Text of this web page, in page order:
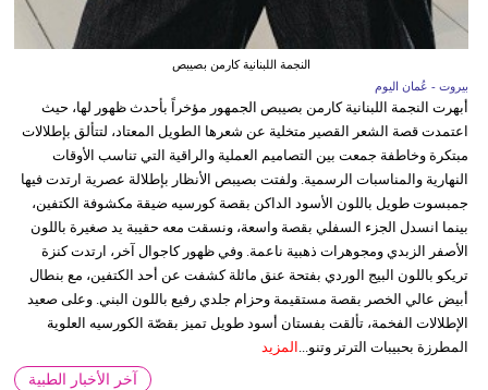
النجمة اللبنانية كارمن بصيبص
بيروت - عُمان اليوم
أبهرت النجمة اللبنانية كارمن بصيبص الجمهور مؤخراً بأحدث ظهور لها، حيث
اعتمدت قصة الشعر القصير متخلية عن شعرها الطويل المعتاد، لتتألق بإطلالات
مبتكرة وخاطفة جمعت بين التصاميم العملية والراقية التي تناسب الأوقات
النهارية والمناسبات الرسمية. ولفتت بصيبص الأنظار بإطلالة عصرية ارتدت فيها
جمبسوت طويل باللون الأسود الداكن بقصة كورسيه ضيقة مكشوفة الكتفين،
بينما انسدل الجزء السفلي بقصة واسعة، ونسقت معه حقيبة يد صغيرة باللون
الأصفر الزبدي ومجوهرات ذهبية ناعمة. وفي ظهور كاجوال آخر، ارتدت كنزة
تريكو باللون البيج الوردي بفتحة عنق مائلة كشفت عن أحد الكتفين، مع بنطال
أبيض عالي الخصر بقصة مستقيمة وحزام جلدي رفيع باللون البني. وعلى صعيد
الإطلالات الفخمة، تألقت بفستان أسود طويل تميز بقصّة الكورسيه العلوية
المطرزة بحبيبات الترتر وتنو... المزيد
آخر الأخبار الطبية